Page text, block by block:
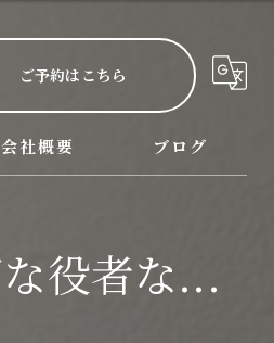
ご予約はこちら
グ
会社概要 ブログ
役者な...